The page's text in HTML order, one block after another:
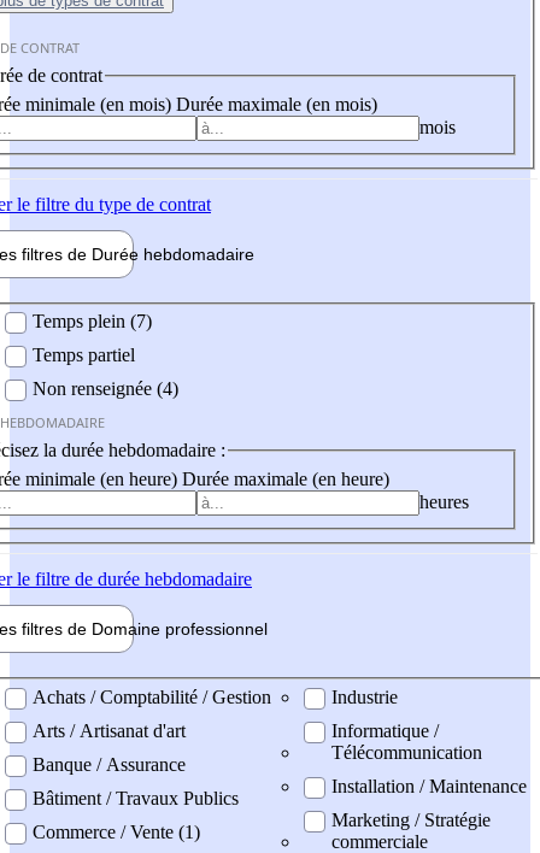
CONTRAT
de contrat
minimale (en mois) Durée maximale (en mois)
mois
le filtre du type de contrat
filtres de Durée hebdomadaire
Temps plein (7)
Temps partiel
Non renseignée (4)
la durée hebdomadaire :
minimale (en heure) Durée maximale (en heure)
heures
le filtre de durée hebdomadaire
filtres de Domaine professionnel
professionel
Achats / Comptabilité / Gestion
Arts / Artisanat d'art
Banque / Assurance
Bâtiment / Travaux Publics
Commerce / Vente (1)
Industrie
Informatique /
Télécommunication
Installation / Maintenance
Marketing / Stratégie
commerciale